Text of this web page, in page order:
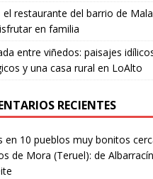
el restaurante del barrio de
en familia
entre viñedos: paisajes
y una casa rural en LoAlto
RECIENTES
en 10 pueblos muy bonitos
de Mora (Teruel): de